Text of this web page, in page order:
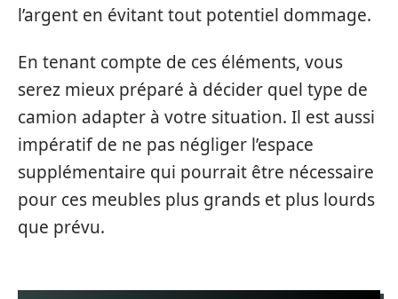
l’argent en évitant tout potentiel dommage.
En tenant compte de ces éléments, vous
serez mieux préparé à décider quel type de
camion adapter à votre situation. Il est aussi
impératif de ne pas négliger l’espace
supplémentaire qui pourrait être nécessaire
pour ces meubles plus grands et plus lourds
que prévu.